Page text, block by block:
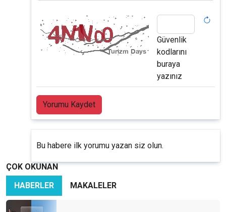
Güvenlik
kodlarını
buraya
yazınız
Yorumu Kaydet
Bu habere ilk yorumu yazan siz olun.
ÇOK OKUNAN
HABERLER
MAKALELER